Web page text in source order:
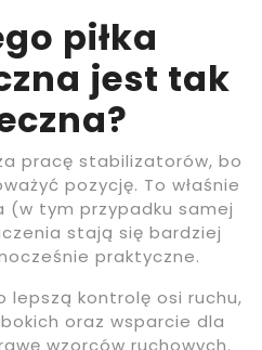
piłka
jest tak
pracę stabilizatorów, bo
pozycję. To właśnie
(w tym przypadku samej
stają się bardziej
praktyczne.
lepszą kontrolę osi ruchu,
oraz wsparcie dla
wzorców ruchowych.